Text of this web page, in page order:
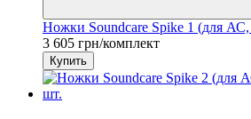
Ножки Soundcare Spike 1 (для АС,
3 605 грн/комплект
Купить